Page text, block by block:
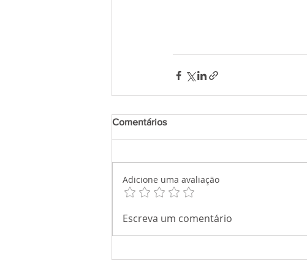
Comentários
Adicione uma avaliação
Escreva um comentário